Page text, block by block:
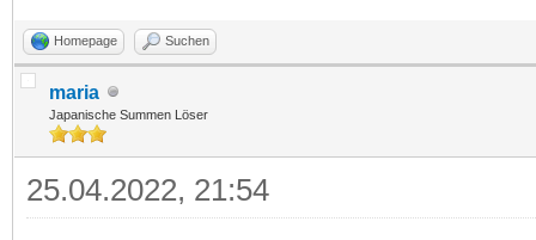
Homepage Suchen
maria
Japanische Summen Löser
25.04.2022, 21:54